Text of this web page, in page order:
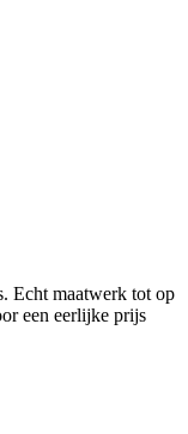
Echt maatwerk tot op
een eerlijke prijs